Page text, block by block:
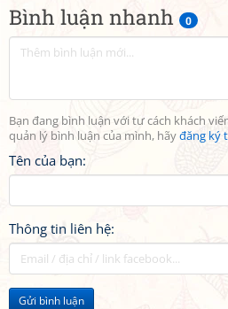
Bình luận nhanh 0
Bạn đang bình luận với tư cách khách
quản lý bình luận của mình, hãyđăng ký
Tên của bạn:
Thông tin liên hệ:
Gửi bình luận